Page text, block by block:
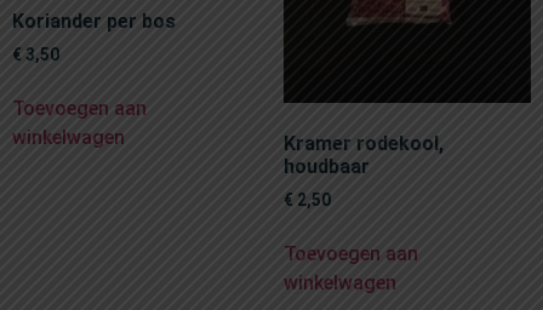
Koriander per bos
€3,50
Toevoegen aan
winkelwagen
Kramer rodekool,
houdbaar
€ 2,50
Toevoegen aan
winkelwagen